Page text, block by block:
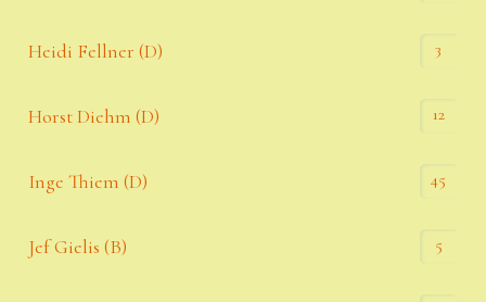
Heidi Fellner (D) 3
Horst Diehm (D) 12
Inge Thiem (D) 45
Jef Gielis (B) 5